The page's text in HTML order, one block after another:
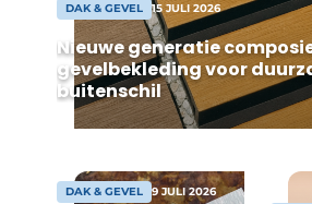
DAK & GEVEL 15 JULI 2026
Nieuwe generatie
gevelbekleding voor
buitenschil
DAK & GEVEL 9 JULI 2026